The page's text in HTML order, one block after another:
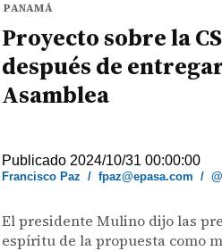
PANAMÁ
Proyecto sobre la
después de
Asamblea
Publicado 2024/10/31 00:00:00
Francisco Paz /fpaz@epasa.com /
El presidente Mulino dijo las
espíritu de la propuesta como